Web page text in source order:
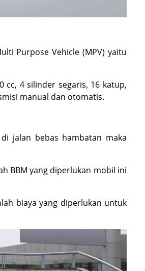
Purpose Vehicle (MPV) yaitu
cc, 4 silinder segaris, 16 katup,
manual dan otomatis.
jalan bebas hambatan maka
BBM yang diperlukan mobil ini
biaya yang diperlukan untuk